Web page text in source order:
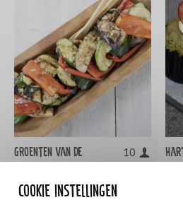
Cookie instellingen
Groenten van de
10